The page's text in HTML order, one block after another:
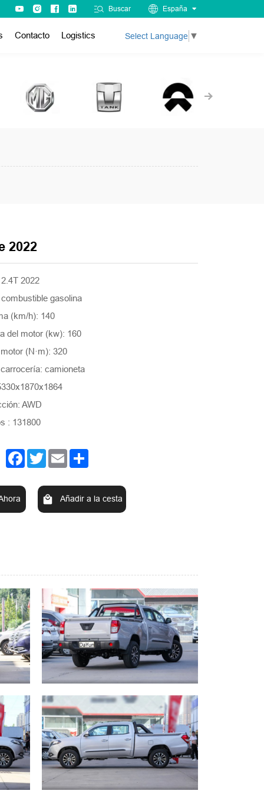
Buscar España
Contacto Logistics Select Language ▼
2022
2022
gasolina
(km/h): 140
del motor (kw): 160
(N·m): 320
camioneta
AWD
: 131800
Facebook
TwitterEmail
Añadir a la cesta